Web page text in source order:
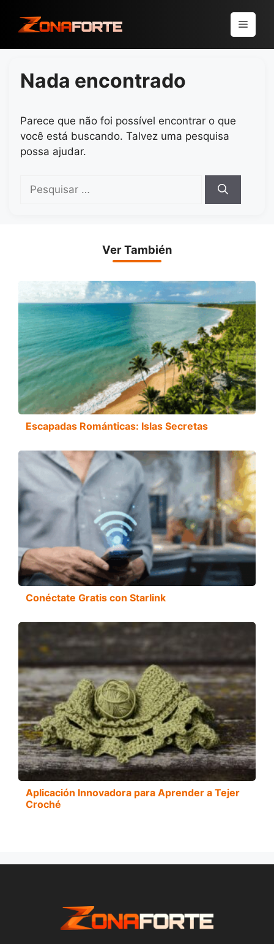
para
conteúdo
Menu
Nada encontrado
Parece que não foi possível encontrar o que
você está buscando. Talvez uma pesquisa
possa ajudar.
por:
Ver También
Escapadas Románticas: Islas Secretas
Conéctate Gratis con Starlink
Aplicación Innovadora para Aprender a Tejer
Croché